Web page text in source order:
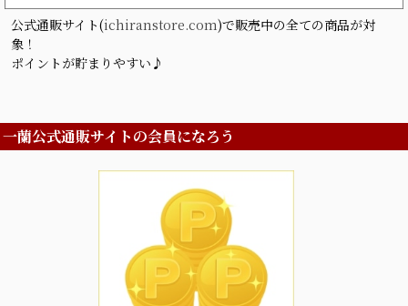
公式通販サイト(ichiranstore.com)で販売中の全ての商品が対
象！
ポイントが貯まりやすい♪
一蘭公式通販サイトの会員になろう